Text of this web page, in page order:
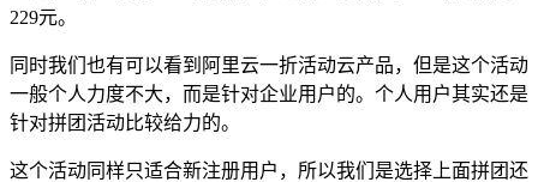
229元。
同时我们也有可以看到阿里云一折活动云产品，但是这个活动
一般个人力度不大，而是针对企业用户的。个人用户其实还是
针对拼团活动比较给力的。
这个活动同样只适合新注册用户，所以我们是选择上面拼团还